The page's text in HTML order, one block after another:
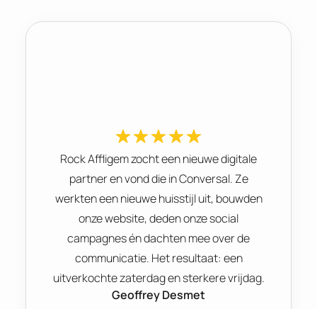
Rock Affligem zocht een nieuwe digitale
partner en vond die in Conversal. Ze
werkten een nieuwe huisstijl uit, bouwden
onze website, deden onze social
campagnes én dachten mee over de
communicatie. Het resultaat: een
uitverkochte zaterdag en sterkere vrijdag.
Geoffrey Desmet